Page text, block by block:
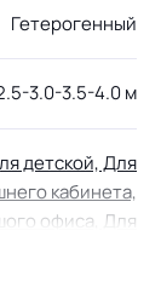
Гетерогенный
3.0-3.5-4.0 м
детской, Для
кабинета,
офиса, Для